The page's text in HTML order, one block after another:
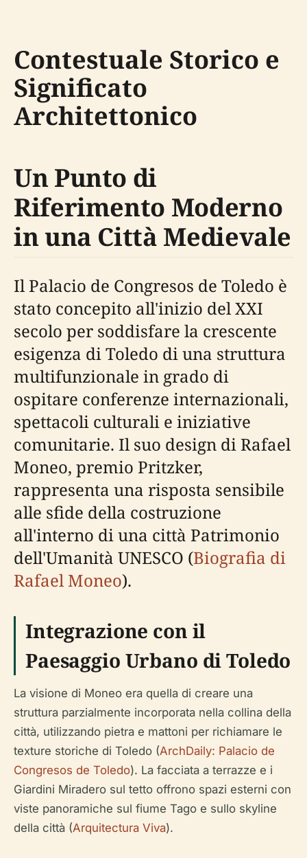
Contestuale Storico e
Significato
Architettonico
Un Punto di
Riferimento Moderno
in una Città Medievale
Il Palacio de Congresos de Toledo è
stato concepito all'inizio del XXI
secolo per soddisfare la crescente
esigenza di Toledo di una struttura
multifunzionale in grado di
ospitare conferenze internazionali,
spettacoli culturali e iniziative
comunitarie. Il suo design di Rafael
Moneo, premio Pritzker,
rappresenta una risposta sensibile
alle sfide della costruzione
all'interno di una città Patrimonio
dell'Umanità UNESCO (Biografia di
Rafael Moneo).
Integrazione con il
Paesaggio Urbano di Toledo
La visione di Moneo era quella di creare una
struttura parzialmente incorporata nella collina della
città, utilizzando pietra e mattoni per richiamare le
texture storiche di Toledo (ArchDaily: Palacio de
Congresos de Toledo). La facciata a terrazze e i
Giardini Miradero sul tetto offrono spazi esterni con
viste panoramiche sul fiume Tago e sullo skyline
della città (Arquitectura Viva).